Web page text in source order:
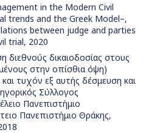
in the Modern Civil
trends and the Greek Model–,
between judge and parties
trial, 2020
διεθνούς δικαιοδοσίας στους
στην οπίσθια όψη)
τυχόν εξ αυτής δέσμευση και
Σύλλογος
Πανεπιστήμιο
Πανεπιστήμιο Θράκης,